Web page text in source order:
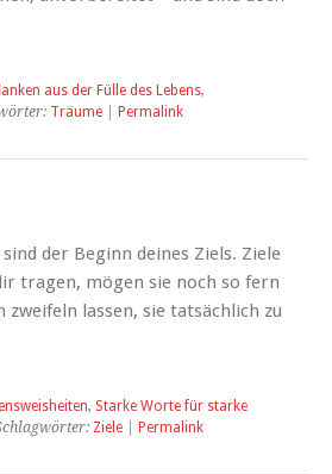
aus der Fülle des Lebens,
Träume Permalink
der Beginn deines Ziels. Ziele
tragen, mögen sie noch so fern
zweifeln lassen, sie tatsächlich zu
, Starke Worte für starke
Ziele Permalink